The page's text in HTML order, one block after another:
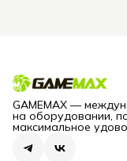
GAMEMAX —
на оборудовании,
максимальное